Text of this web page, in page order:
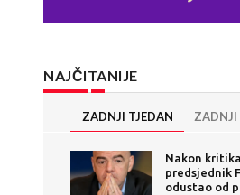
NAJČITANIJE
ZADNJI TJEDAN ZADNJI
Nakon kritika
predsjednik
odustao od